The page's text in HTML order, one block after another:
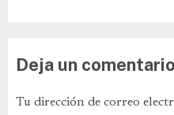
Deja un comentario
Tu dirección de correo